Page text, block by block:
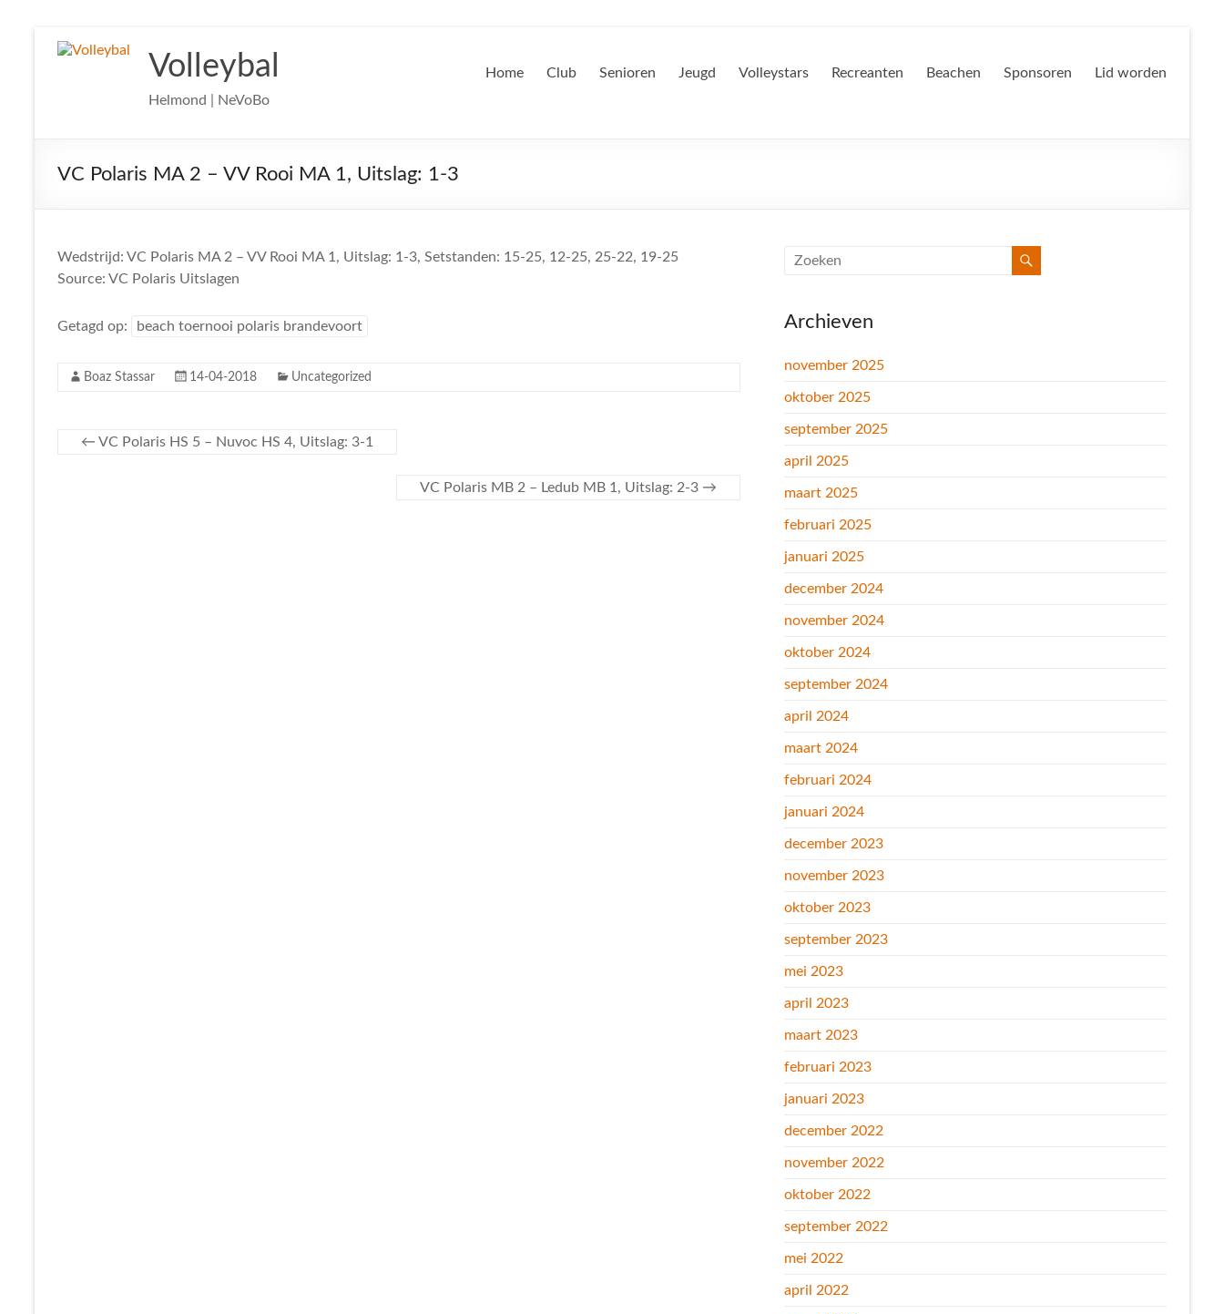
naar
Volleybal
Helmond | NeVoBo
Home Club Senioren Jeugd Volleystars Recreanten Beachen Sponsoren Lid worden
VC Polaris MA 2 – VV Rooi MA 1, Uitslag: 1-3
Wedstrijd: VC Polaris MA 2 – VV Rooi MA 1, Uitslag: 1-3, Setstanden: 15-25, 12-25, 25-22, 19-25
Source: VC Polaris Uitslagen
Getagd op: beach toernooi polaris brandevoort
Boaz Stassar 14-04-2018 Uncategorized
← VC Polaris HS 5 – Nuvoc HS 4, Uitslag: 3-1
VC Polaris MB 2 – Ledub MB 1, Uitslag: 2-3 →
Archieven
november 2025
oktober 2025
september 2025
april 2025
maart 2025
februari 2025
januari 2025
december 2024
november 2024
oktober 2024
september 2024
april 2024
maart 2024
februari 2024
januari 2024
december 2023
november 2023
oktober 2023
september 2023
mei 2023
april 2023
maart 2023
februari 2023
januari 2023
december 2022
november 2022
oktober 2022
september 2022
mei 2022
april 2022